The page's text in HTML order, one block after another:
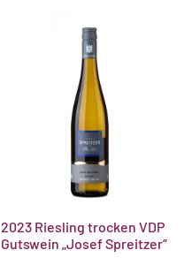
2023 Riesling trocken VDP
Gutswein „Josef Spreitzer“